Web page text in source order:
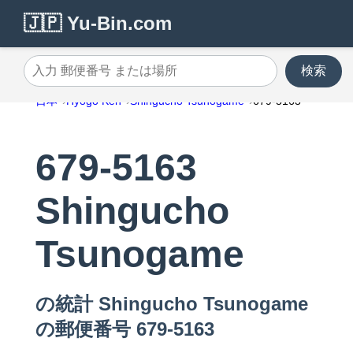
🇯🇵 Yu-Bin.com
入力 郵便番号 または場所
検索
日本 Hyogo Ken Shingucho Tsunogame 679-5163
679-5163
Shingucho
Tsunogame
の統計 Shingucho Tsunogame
の郵便番号 679-5163